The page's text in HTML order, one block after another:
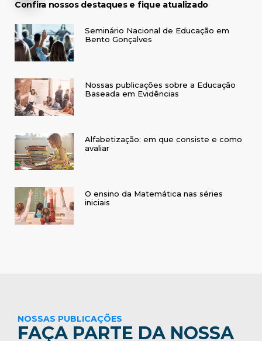
Confira nossos destaques e fique atualizado
Seminário Nacional de Educação em
Bento Gonçalves
Nossas publicações sobre a Educação
Baseada em Evidências
Alfabetização: em que consiste e como
avaliar
O ensino da Matemática nas séries
iniciais
NOSSAS PUBLICAÇÕES
FAÇA PARTE DA NOSSA